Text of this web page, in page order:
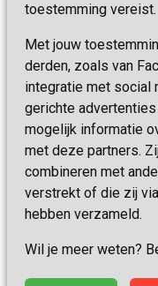
toestemming vereist.
Met jouw
derden, zoals van
integratie met social
gerichte
mogelijk informatie
met deze partners.
combineren met
verstrekt of die zij
hebben verzameld.
Wil je meer weten?
Blijf op de hoogte
nieuwtjes met
INSCHRIJVEN
Disclaimer